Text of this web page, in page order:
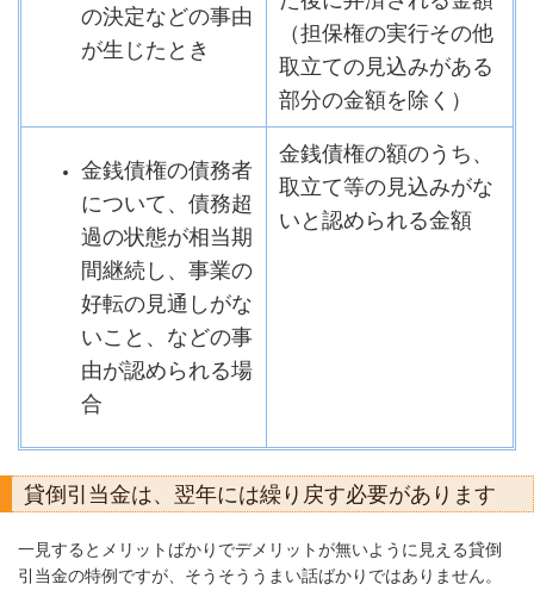
の決定などの事由
が生じたとき
（担保権の実行その他
取立ての見込みがある
部分の金額を除く）
金銭債権の債務者
について、債務超
過の状態が相当期
間継続し、事業の
好転の見通しがな
いこと、などの事
由が認められる場
合
金銭債権の額のうち、
取立て等の見込みがな
いと認められる金額
貸倒引当金は、翌年には繰り戻す必要があります
一見するとメリットばかりでデメリットが無いように見える貸倒
引当金の特例ですが、そうそううまい話ばかりではありません。